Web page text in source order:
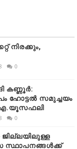
നിരക്കും,
0
കണ്ണൂർ:
ഹോട്ടൽ സമുച്ചയം
0
സ്ഥാപനങ്ങൾക്ക്